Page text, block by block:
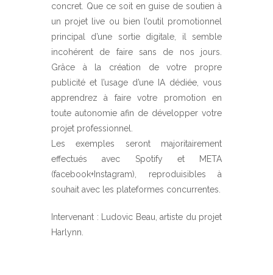
concret. Que ce soit en guise de soutien à
un projet live ou bien l’outil promotionnel
principal d’une sortie digitale, il semble
incohérent de faire sans de nos jours.
Grâce à la création de votre propre
publicité et l’usage d’une IA dédiée, vous
apprendrez à faire votre promotion en
toute autonomie afin de développer votre
projet professionnel.
Les exemples seront majoritairement
effectués avec Spotify et META
(facebook+Instagram), reproduisibles à
souhait avec les plateformes concurrentes.
Intervenant : Ludovic Beau, artiste du projet
Harlynn.